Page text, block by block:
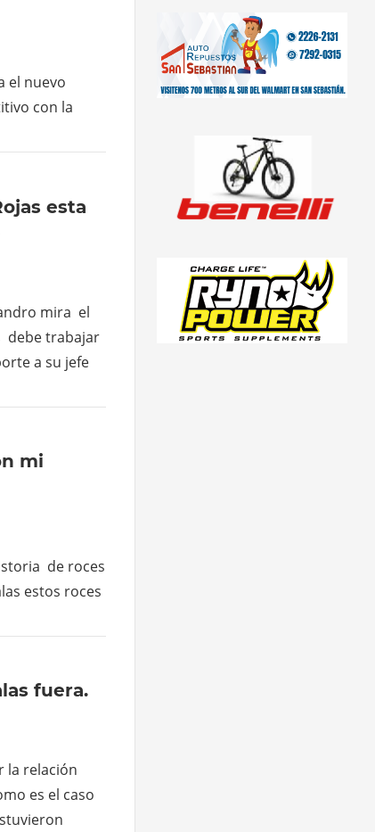
el nuevo
con la
esta
mira el
debe trabajar
a su jefe
mi
de roces
estos roces
fuera.
la relación
es el caso